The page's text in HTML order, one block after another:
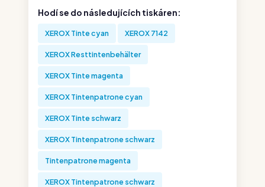
Hodí se do následujících tiskáren:
XEROX Tinte cyan XEROX 7142
XEROX Resttintenbehälter
XEROX Tinte magenta
XEROX Tintenpatrone cyan
XEROX Tinte schwarz
XEROX Tintenpatrone schwarz
Tintenpatrone magenta
XEROX Tintenpatrone schwarz